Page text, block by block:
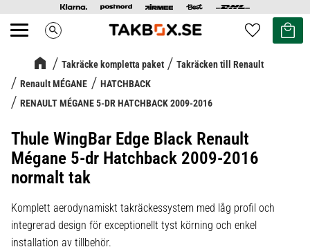
Meny search Favoriter
Kundvagn
Takräcke kompletta paket
Takräcken till Renault
Renault MÉGANE
HATCHBACK
RENAULT MÉGANE 5-DR HATCHBACK 2009-2016
Thule WingBar Edge Black Renault
Mégane 5-dr Hatchback 2009-2016
normalt tak
Komplett aerodynamiskt takräckessystem med låg profil och
integrerad design för exceptionellt tyst körning och enkel
installation av tillbehör.